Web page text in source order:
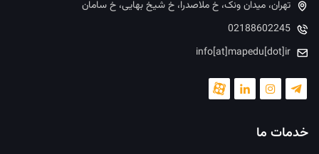
تهران، میدان ونک، خ ملاصدرا، خ شیخ بهایی، خ سامان
02188602245
info[at]mapedu[dot]ir
خدمات ما